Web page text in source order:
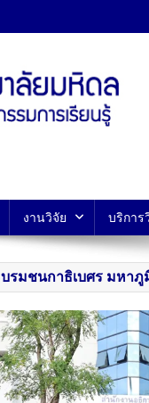
ารเรียนรู้
งานวิจัย บริการ
รมชนกาธิเบศร มหา